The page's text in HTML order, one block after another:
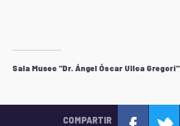
Sala Museo "Dr. Ángel Óscar Ulloa Gregori"
COMPARTIR